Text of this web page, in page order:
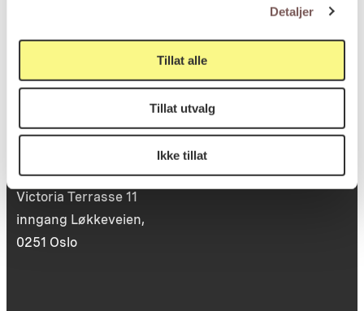
Detaljer
Tillat alle
Tillat utvalg
Ikke tillat
Besøksadresse
Victoria Terrasse 11
inngang Løkkeveien,
0251 Oslo